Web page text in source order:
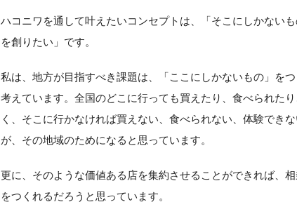
ハコニワを通して叶えたいコンセプトは、「そこにしかない
を創りたい」です。
私は、地方が目指すべき課題は、「ここにしかないもの」を
考えています。全国のどこに行っても買えたり、食べられた
く、そこに行かなければ買えない、食べられない、体験でき
が、その地域のためになると思っています。
更に、そのような価値ある店を集約させることができれば、
をつくれるだろうと思っています。